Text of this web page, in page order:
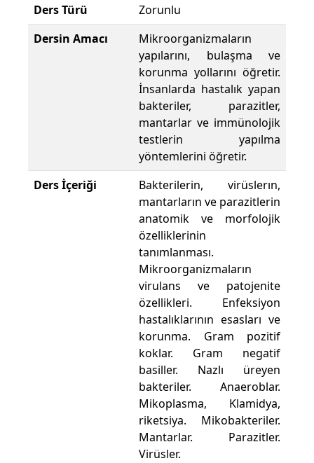
Ders Türü
Zorunlu
Dersin Amacı
Mikroorganizmaların
yapılarını, bulaşma ve
korunma yollarını öğretir.
İnsanlarda hastalık yapan
bakteriler, parazitler,
mantarlar ve immünolojik
testlerin yapılma
yöntemlerini öğretir.
Ders İçeriği
Bakterilerin, virüslerın,
mantarların ve parazitlerin
anatomik ve morfolojik
özelliklerinin
tanımlanması.
Mikroorganizmaların
virulans ve patojenite
özellikleri. Enfeksiyon
hastalıklarının esasları ve
korunma. Gram pozitif
koklar. Gram negatif
basiller. Nazlı üreyen
bakteriler. Anaeroblar.
Mikoplasma, Klamidya,
riketsiya. Mikobakteriler.
Mantarlar. Parazitler.
Virüsler.